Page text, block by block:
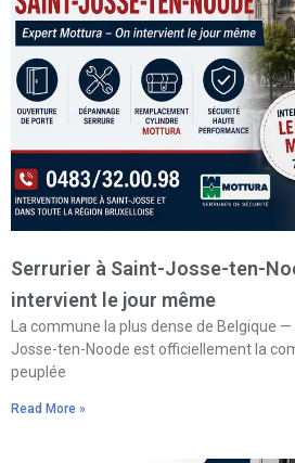
Serrurier à Saint-Josse-ten-
intervient le jour même
La commune la plus dense de Belgique
Josse-ten-Noode est officiellement la
peuplée
Read More »